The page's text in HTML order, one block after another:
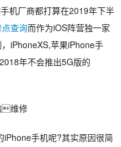
机厂商都打算在2019年下半
查询而作为iOS阵营独一家
iPhoneXS,苹果iPhone手
年不会推出5G版的
手机呢?其实原因很简